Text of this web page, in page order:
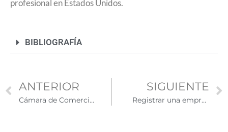
profesional en Estados Unidos.
BIBLIOGRAFÍA
ANTERIOR
Cámara de Comercio demanda al gobierno por nuevo cobro de 100 mil dólares en visas H-1B
SIGUIENTE
Registrar una empresa en Estados Unidos